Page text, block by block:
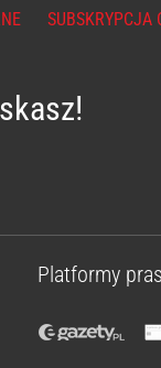
SUBSKRYPCJA
Platformy